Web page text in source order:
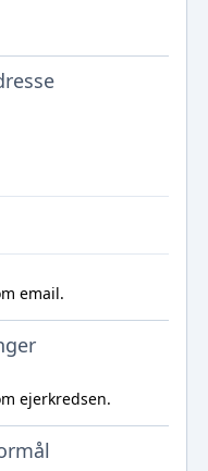
email.
ejerkredsen.